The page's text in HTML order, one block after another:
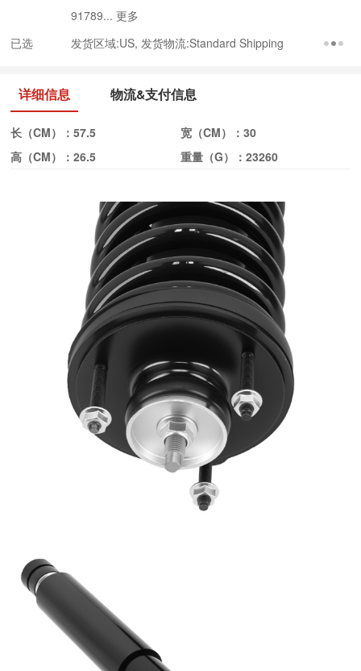
91789... 更多
已选
发货区域:US, 发货物流:Standard Shipping
详细信息 物流&支付信息
长（CM）：57.5 宽（CM）： 30
高（CM）：26.5 重量（G）： 23260